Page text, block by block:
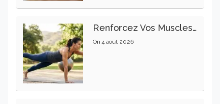
Renforcez Vos Muscles Profonds Pour Apaiser Votre Mal De Dos
On 4 août 2026